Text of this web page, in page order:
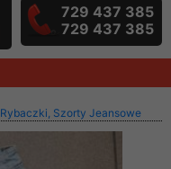
729 437 385
729 437 385
Rybaczki, Szorty Jeansowe